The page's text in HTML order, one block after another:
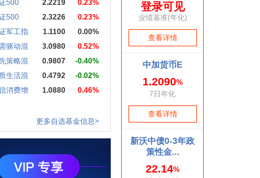
500
2.2219
0.23%
500
2.3226
0.23%
军工指
1.1100
0.00%
驱动混
3.0980
0.52%
策略混
0.9807
-0.40%
生活混
0.4792
-0.02%
消费增
1.0880 0.46%
更多自选基金信息>